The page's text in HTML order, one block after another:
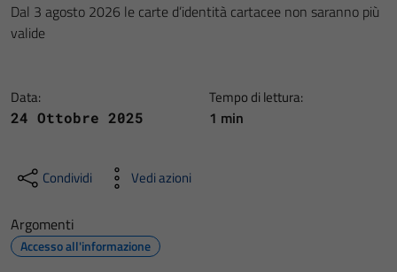
Dal 3 agosto 2026 le carte d’identità cartacee non saranno più
valide
Data:
24 Ottobre 2025
Tempo di lettura:
1 min
Condividi Vedi azioni
Argomenti
Accesso all'informazione